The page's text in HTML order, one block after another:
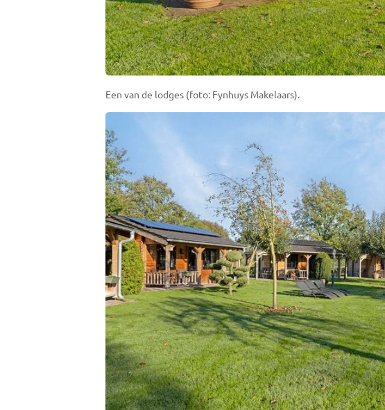
Een van de lodges (foto: Fynhuys Makelaars).